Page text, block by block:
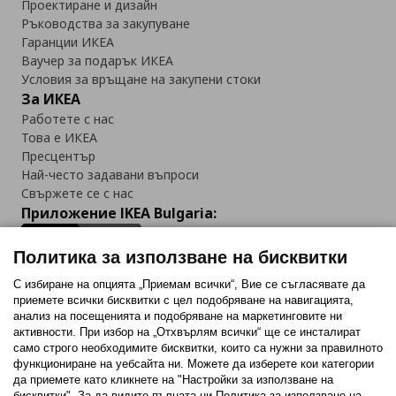
Проектиране и дизайн
Ръководства за закупуване
Гаранции ИКЕА
Ваучер за подарък ИКЕА
Условия за връщане на закупени стоки
За ИКЕА
Работете с нас
Това е ИКЕА
Пресцентър
Най-често задавани въпроси
Свържете се с нас
Приложение IKEA Bulgaria:
Последвайте ни:
FacebookTwitterYoutubePinterestInstagram
Политика за използване на бисквитки
С избиране на опцията „Приемам всички“, Вие се съгласявате да
приемете всички бисквитки с цел подобряване на навигацията,
анализ на посещенията и подобряване на маркетинговите ни
активности. При избор на „Отхвърлям всички“ ще се инсталират
само строго необходимитe бисквитки, които са нужни за правилното
функциониране на уебсайта ни. Можете да изберете кои категории
да приемете като кликнете на "Настройки за използване на